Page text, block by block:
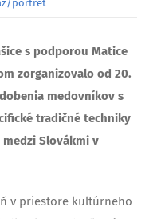
portrét
s podporou Matice
zorganizovalo od 20.
medovníkov s
tradičné techniky
Slovákmi v
v priestore kultúrneho